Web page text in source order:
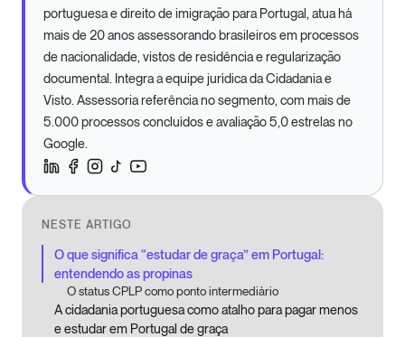
portuguesa e direito de imigração para Portugal, atua há
mais de 20 anos assessorando brasileiros em processos
de nacionalidade, vistos de residência e regularização
documental. Integra a equipe jurídica da Cidadania e
Visto. Assessoria referência no segmento, com mais de
5.000 processos concluídos e avaliação 5,0 estrelas no
Google.
NESTE ARTIGO
O que significa “estudar de graça” em Portugal:
entendendo as propinas
O status CPLP como ponto intermediário
A cidadania portuguesa como atalho para pagar menos
e estudar em Portugal de graça